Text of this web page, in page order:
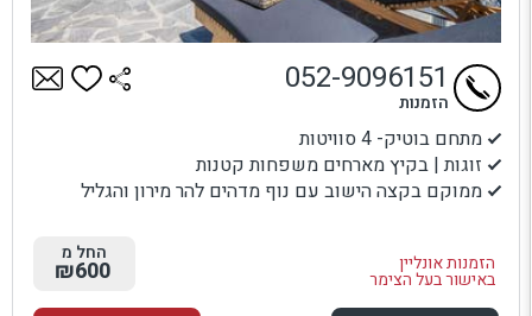
מתחם בוטיק- 4 סוויטות
זוגות | בקיץ מארחים משפחות קטנות
ממוקם בקצה הישוב עם נוף מדהים להר מירון והגליל
הזמנות אונליין
באישור בעל הצימר
052-9096151
הזמנות
החל מ
₪600